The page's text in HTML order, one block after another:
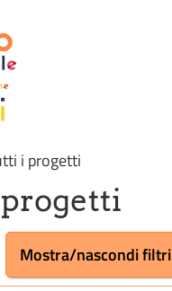
i progetti
Mostra/nascondi filtri